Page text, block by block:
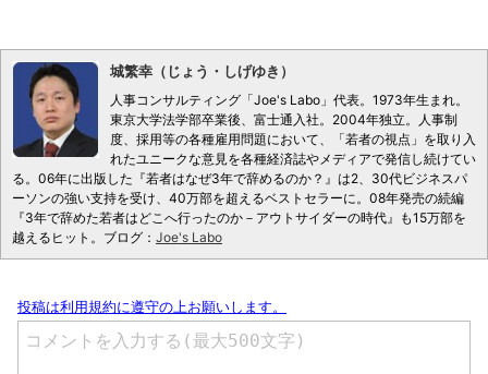
城繁幸（じょう・しげゆき）
人事コンサルティング「Joe's Labo」代表。1973年生まれ。
東京大学法学部卒業後、富士通入社。2004年独立。人事制
度、採用等の各種雇用問題において、「若者の視点」を取り入
れたユニークな意見を各種経済誌やメディアで発信し続けてい
る。06年に出版した『若者はなぜ3年で辞めるのか？』は2、30代ビジネスパ
ーソンの強い支持を受け、40万部を超えるベストセラーに。08年発売の続編
『3年で辞めた若者はどこへ行ったのか－アウトサイダーの時代』も15万部を
越えるヒット。ブログ： Joe's Labo